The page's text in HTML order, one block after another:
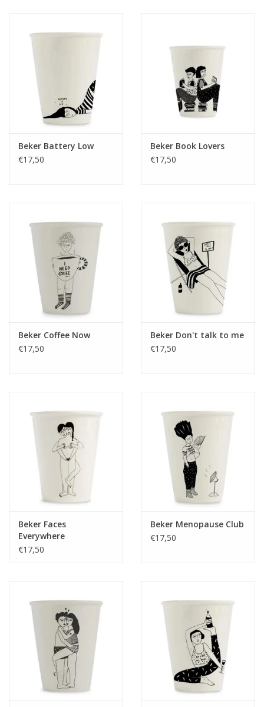
Beker Battery Low
€17,50
Beker Book Lovers
€17,50
Beker Coffee Now
€17,50
Beker Don't talk to me
€17,50
Beker Faces
Everywhere
€17,50
Beker Menopause Club
€17,50